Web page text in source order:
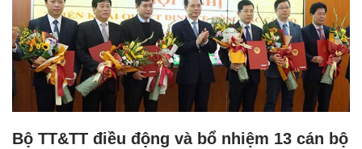
Bộ TT&TT điều động và bổ nhiệm 13 cán bộ